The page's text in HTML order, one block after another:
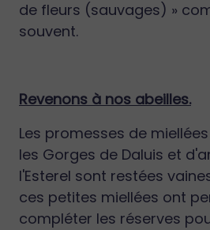
de fleurs (sauvages) »
souvent.
Revenons à nos abeilles.
Les promesses de
les Gorges de Daluis et
l'Esterel sont restées
ces petites miellées ont
compléter les réserves